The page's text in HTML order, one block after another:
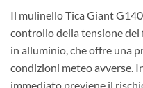
Il mulinello Tica Giant
controllo della tensione del
in alluminio, che offre una
condizioni meteo avverse.
immediato previene il